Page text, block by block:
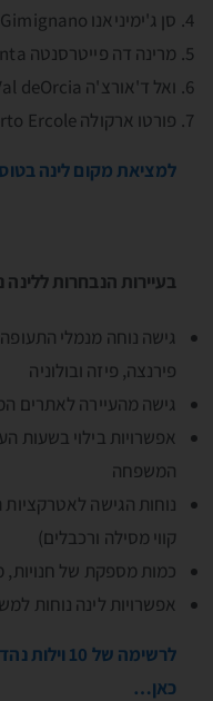
סן ג'ימיניאנו San Gimignano
מרינה דה פייטרסנטה Marina di Pietrasanta
ואל ד'אורצ'ה Val deOrcia
פורטו ארקולה Porto Ercole
למציאת מקום לינה
בעיירות הנבחרות
גישה נוחה מנמלי
פירנצה, פיזה ובולוניה
גישה מהעיירה לאתרים
אפשרויות בילוי בשעות
המשפחה
נוחות הגישה
קווי מסילה ורכבלים)
כמות מספקת של חנויות,
אפשרויות לינה נוחות
לרשימה של
כאן…